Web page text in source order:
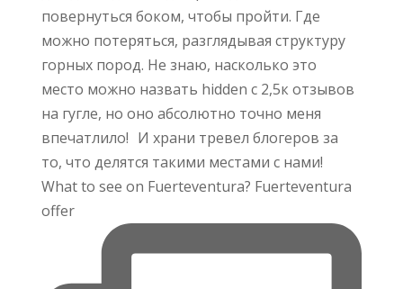
What to see on Fuerteventura? Fuerteventura
offer